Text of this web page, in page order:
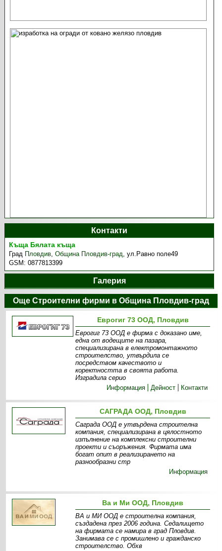
Контакти
Къща Бялата къща
Град Пловдив,Община Пловдив-град,ул.Равно поле49
GSM:0877813399
Галерия
Още Строителни фирми в Община Пловдив-град
Еврогиг 73 ООД, Пловдив
Еврогиг 73 ООД е фирма с доказано име,
една от водещите на пазара,
специализирана в електромонтажното
строителство, утвърдила се
посредством качеството и
коректността в своята работа.
Изградила серио
Информация
Дейност Контакти
САГРАДА ООД, Пловдив
Саграда ООД е утвърдена строителна
компания, специализирана в цялостното
изпълнение на комплексни строителни
проекти и съоръжения. Фирмата има
богат опит в реализирането на
разнообразни стр
Информация
Ва и Ми ООД, Пловдив
ВА и МИ ООД е строителна компания,
създадена през 2006 година. Седалището
на фирмата се намира в град Пловдив.
Занимава се с промишлено и гражданско
строителство. Обхв